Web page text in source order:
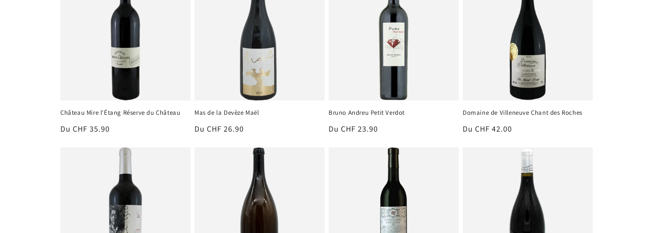
Château Mire l'Étang Réserve du Château
Prix
Du CHF 35.90
Mas de la Devèze Maël
Prix
Du CHF 26.90
Bruno Andreu Petit Verdot
Prix
Du CHF 23.90
Domaine de Villeneuve Chant des Roches
Prix
Du CHF 42.00